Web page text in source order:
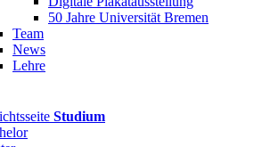
50 Jahre Universität Bremen
Team
News
Lehre
Studium